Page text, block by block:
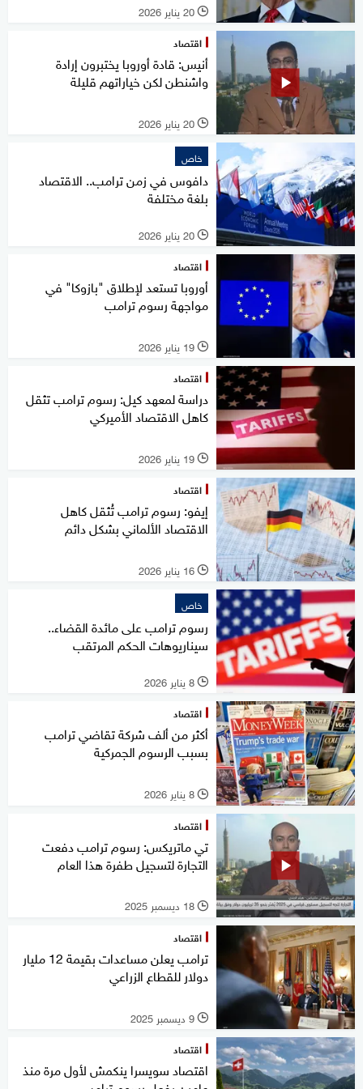
l 20 يناير 2026
اقتصاد
أنيس: قادة أوروبا يختبرون إرادة
واشنطن لكن خياراتهم قليلة
l 20 يناير 2026
خاص
دافوس في زمن ترامب.. الاقتصاد
بلغة مختلفة
l 20 يناير 2026
اقتصاد
أوروبا تستعد لإطلاق "بازوكا" في
مواجهة رسوم ترامب
l 19 يناير 2026
اقتصاد
دراسة لمعهد كيل: رسوم ترامب تثقل
كاهل الاقتصاد الأميركي
l 19 يناير 2026
اقتصاد
إيفو: رسوم ترامب تُثقل كاهل
الاقتصاد الألماني بشكل دائم
l 16 يناير 2026
خاص
رسوم ترامب على مائدة القضاء..
سيناريوهات الحكم المرتقب
l 8 يناير 2026
اقتصاد
أكثر من ألف شركة تقاضي ترامب
بسبب الرسوم الجمركية
l 8 يناير 2026
اقتصاد
تي ماتريكس: رسوم ترامب دفعت
التجارة لتسجيل طفرة هذا العام
l 18 ديسمبر 2025
اقتصاد
ترامب يعلن مساعدات بقيمة 12 مليار
دولار للقطاع الزراعي
l 9 ديسمبر 2025
اقتصاد
اقتصاد سويسرا ينكمش لأول مرة منذ